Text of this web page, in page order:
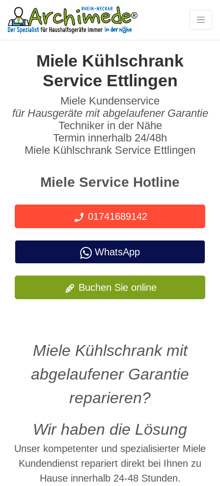
Miele Kühlschrank
Service Ettlingen
Miele Kundenservice
für Hausgeräte mit abgelaufener Garantie
Techniker in der Nähe
Termin innerhalb 24/48h
Miele Kühlschrank Service Ettlingen
Miele Service Hotline
01741689142
WhatsApp
Buchen Sie online
Miele Kühlschrank mit
abgelaufener Garantie
reparieren?
Wir haben die Lösung
Unser kompetenter und spezialisierter Miele
Kundendienst repariert direkt bei Ihnen zu
Hause innerhalb 24-48 Stunden.